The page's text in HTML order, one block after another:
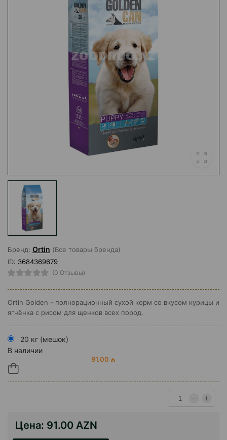
Бренд: Ortin (Все товары бренда)
ID: 3684369679
(0 Отзывы)
Ortin Golden - полнорационный сухой корм со вкусом курицы и
ягнёнка с рисом для щенков всех пород.
20 кг (мешок)
В наличии
91.00 ₼
Цена: 91.00 AZN